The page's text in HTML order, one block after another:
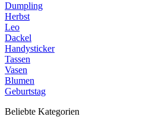
Dumpling
Herbst
Leo
Dackel
Handysticker
Tassen
Vasen
Blumen
Geburtstag
Beliebte Kategorien